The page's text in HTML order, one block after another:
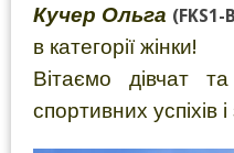
Кучер Ольга (FKS1- B
в категорії жінки!
Вітаємо дівчат
спортивних успіхів